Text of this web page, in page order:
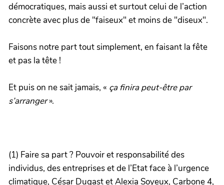
démocratiques, mais aussi et surtout celui de l’action
concrète avec plus de "faiseux" et moins de "diseux".
Faisons notre part tout simplement, en faisant la fête
et pas la tête !
Et puis on ne sait jamais, « ça finira peut-être par
s’arranger».
(1) Faire sa part ? Pouvoir et responsabilité des
individus, des entreprises et de l’Etat face à l’urgence
climatique, César Dugast et Alexia Soyeux, Carbone 4,